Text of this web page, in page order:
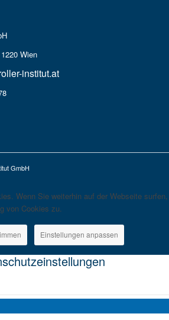
Wien
institut.at
GmbH
Wenn Sie weiterhin auf der Webseite surfen,
von Cookies zu.
Einstellungen anpassen